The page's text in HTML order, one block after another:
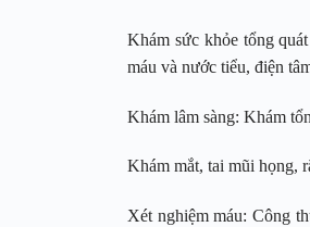
Khám sức khỏe tổng
máu và nước tiểu, điện
Khám lâm sàng: Khám
Khám mắt, tai mũi họng,
Xét nghiệm máu: Công